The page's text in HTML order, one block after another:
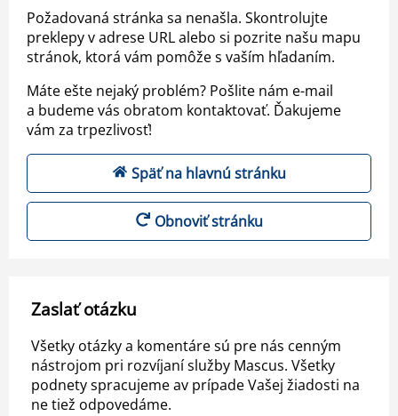
Požadovaná stránka sa nenašla. Skontrolujte
preklepy v adrese URL alebo si pozrite našu mapu
stránok, ktorá vám pomôže s vaším hľadaním.
Máte ešte nejaký problém? Pošlite nám e-mail
a budeme vás obratom kontaktovať. Ďakujeme
vám za trpezlivosť!
Späť na hlavnú stránku
Obnoviť stránku
Zaslať otázku
Všetky otázky a komentáre sú pre nás cenným
nástrojom pri rozvíjaní služby Mascus. Všetky
podnety spracujeme av prípade Vašej žiadosti na
ne tiež odpovedáme.